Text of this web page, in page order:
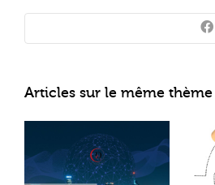
Articles sur le même thème